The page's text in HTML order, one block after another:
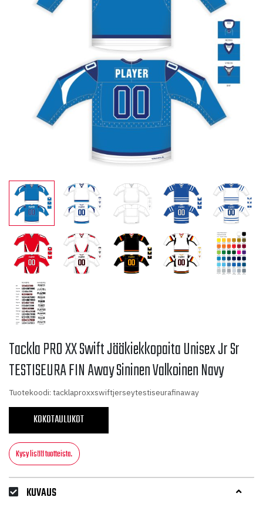
Tackla PRO XX Swift Jääkiekkopaita Unisex Jr Sr
TESTISEURA FIN Away Sininen Valkoinen Navy
Tuotekoodi: tacklaproxxswiftjerseytestiseurafinaway
KOKOTAULUKOT
Kysy lisää tuotteista.
KUVAUS